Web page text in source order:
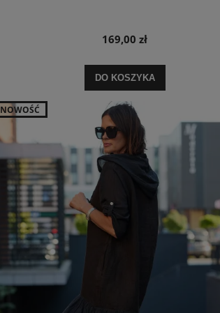
169,00 zł
DO KOSZYKA
NOWOŚĆ